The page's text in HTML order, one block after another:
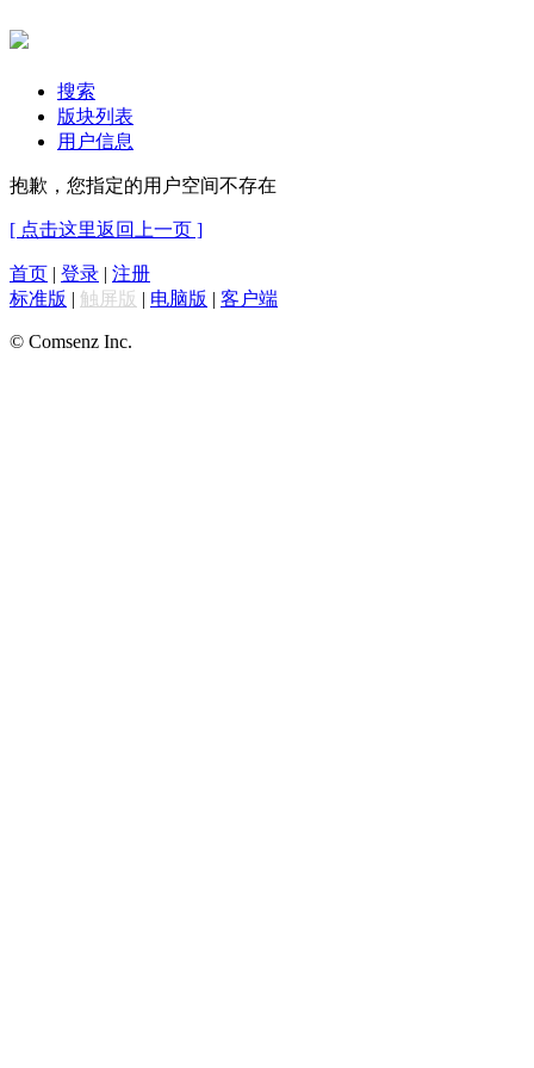
搜索
版块列表
用户信息
抱歉，您指定的用户空间不存在
[ 点击这里返回上一页 ]
首页 | 登录 | 注册
标准版 | 触屏版 | 电脑版 | 客户端
© Comsenz Inc.